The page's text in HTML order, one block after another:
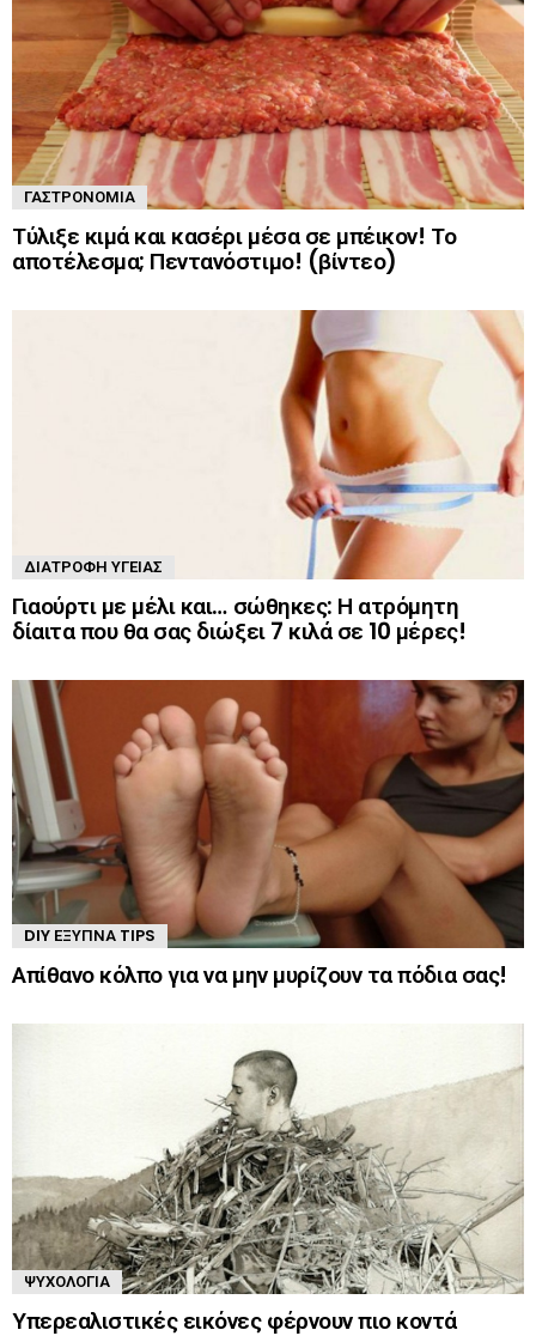
ΓΑΣΤΡΟΝΟΜΊΑ
Τύλιξε κιμά και κασέρι μέσα σε μπέικον! Το
αποτέλεσμα; Πεντανόστιμο! (βίντεο)
ΔΙΑΤΡΟΦΉ ΥΓΕΊΑΣ
Γιαούρτι με μέλι και… σώθηκες: Η ατρόμητη
δίαιτα που θα σας διώξει 7 κιλά σε 10 μέρες!
DIY ΈΞΥΠΝΑ TIPS
Απίθανο κόλπο για να μην μυρίζουν τα πόδια σας!
ΨΥΧΟΛΟΓΊΑ
Υπερεαλιστικές εικόνες φέρνουν πιο κοντά